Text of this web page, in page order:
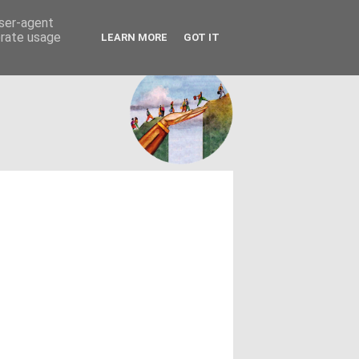
FACEBOOK
θεσμών - κοινωνίας
agent
usage
LEARN MORE GOT IT